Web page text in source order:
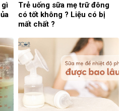
gì
Trẻ uống sữa mẹ trữ đông
có tốt không ? Liệu có bị
mất chất ?